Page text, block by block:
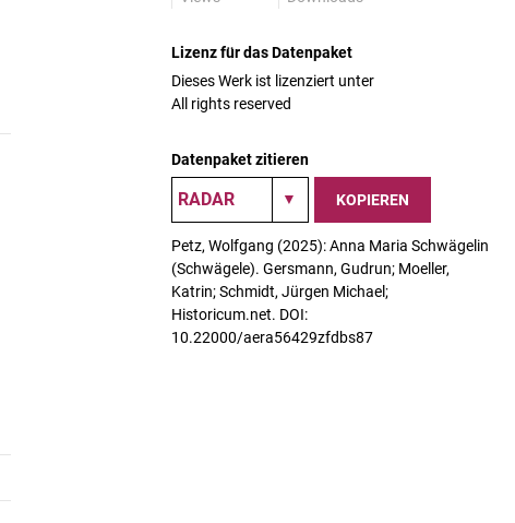
Lizenz für das Datenpaket
Dieses Werk ist lizenziert unter
All rights reserved
Datenpaket zitieren
KOPIEREN
Petz, Wolfgang (2025): Anna Maria Schwägelin
(Schwägele). Gersmann, Gudrun; Moeller,
Katrin; Schmidt, Jürgen Michael;
Historicum.net. DOI:
10.22000/aera56429zfdbs87